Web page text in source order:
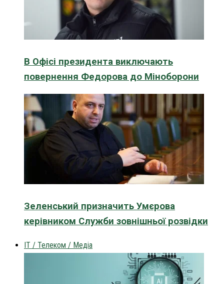
В Офісі президента виключають
повернення Федорова до Міноборони
Зеленський призначить Умєрова
керівником Служби зовнішньої розвідки
IT / Телеком / Медіа